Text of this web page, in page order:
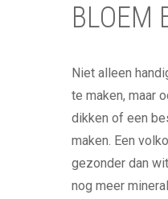
BLOEM
Niet alleen
te maken, maar
dikken of een
maken. Een
gezonder dan
nog meer